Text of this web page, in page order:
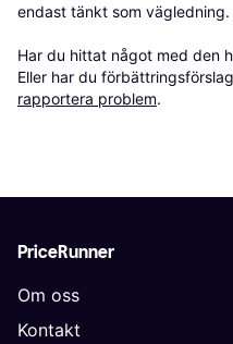
endast tänkt som vägledning.
Har du hittat något med den
Eller har du
rapportera problem.
PriceRunner
Om oss
Kontakt